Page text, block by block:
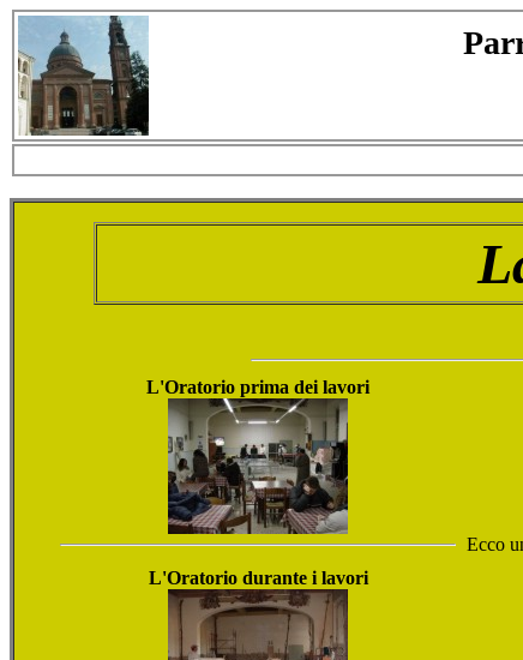
L'Oratorio prima dei lavori
Ecco
L'Oratorio durante i lavori